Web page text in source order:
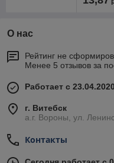
О нас
Рейтинг не
Менее 5 отзывов за
Работает с 23.04.2020
г. Витебск
а.г. Вороны, ул.
Контакты